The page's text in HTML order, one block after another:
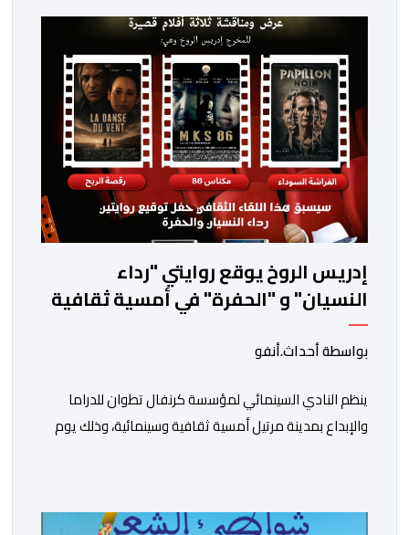
إدريس الروخ يوقع روايتي "رداء
النسيان" و "الحفرة" في أمسية ثقافية
بمرتيل
بواسطة أحداث.أنفو
ينظم النادي السينمائي لمؤسسة كرنفال تطوان للدراما
والإبداع بمدينة مرتيل أمسية ثقافية وسينمائية، وذلك يوم
الشراكة المبرمة بين الجامعة الوطنية للأندية السينمائية